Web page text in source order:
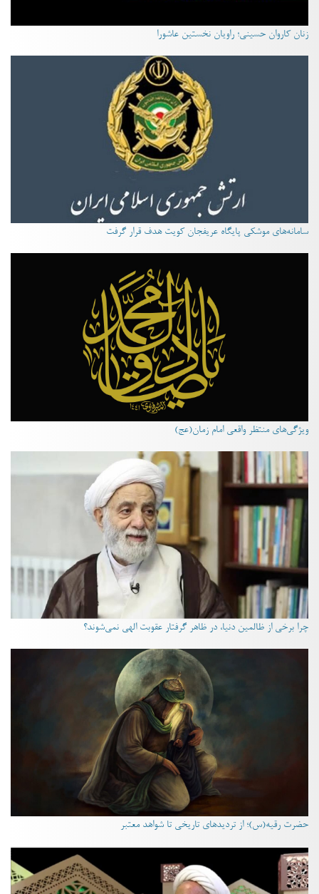
زنان کاروان حسینی؛ راویان نخستین عاشورا
سامانه‌های موشکی پایگاه عریفجان کویت هدف قرار گرفت
ویژگی‌های منتظر واقعی امام زمان(عج)
چرا برخی از ظالمین دنیا، در ظاهر گرفتار عقوبت الهی نمی‌شوند؟
حضرت رقیه(س)؛ از تردیدهای تاریخی تا شواهد معتبر